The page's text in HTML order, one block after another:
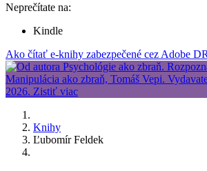
Neprečítate na:
Kindle
Ako čítať e-knihy zabezpečené cez Adobe
Knihy
Ľubomír Feldek